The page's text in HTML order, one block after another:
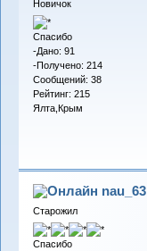
Новичок
Спасибо
-Дано: 91
-Получено: 214
Сообщений: 38
Рейтинг: 215
Ялта,Крым
nau_63
Старожил
Спасибо